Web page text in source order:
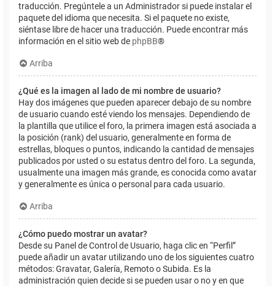
traducción. Pregúntele a un Administrador si puede instalar el
paquete del idioma que necesita. Si el paquete no existe,
siéntase libre de hacer una traducción. Puede encontrar más
información en el sitio web de phpBB®
Arriba
¿Qué es la imagen al lado de mi nombre de usuario?
Hay dos imágenes que pueden aparecer debajo de su nombre
de usuario cuando esté viendo los mensajes. Dependiendo de
la plantilla que utilice el foro, la primera imagen está asociada a
la posición (rank) del usuario, generalmente en forma de
estrellas, bloques o puntos, indicando la cantidad de mensajes
publicados por usted o su estatus dentro del foro. La segunda,
usualmente una imagen más grande, es conocida como avatar
y generalmente es única o personal para cada usuario.
Arriba
¿Cómo puedo mostrar un avatar?
Desde su Panel de Control de Usuario, haga clic en “Perfil”
puede añadir un avatar utilizando uno de los siguientes cuatro
métodos: Gravatar, Galería, Remoto o Subida. Es la
administración quien decide si se pueden usar o no y en que